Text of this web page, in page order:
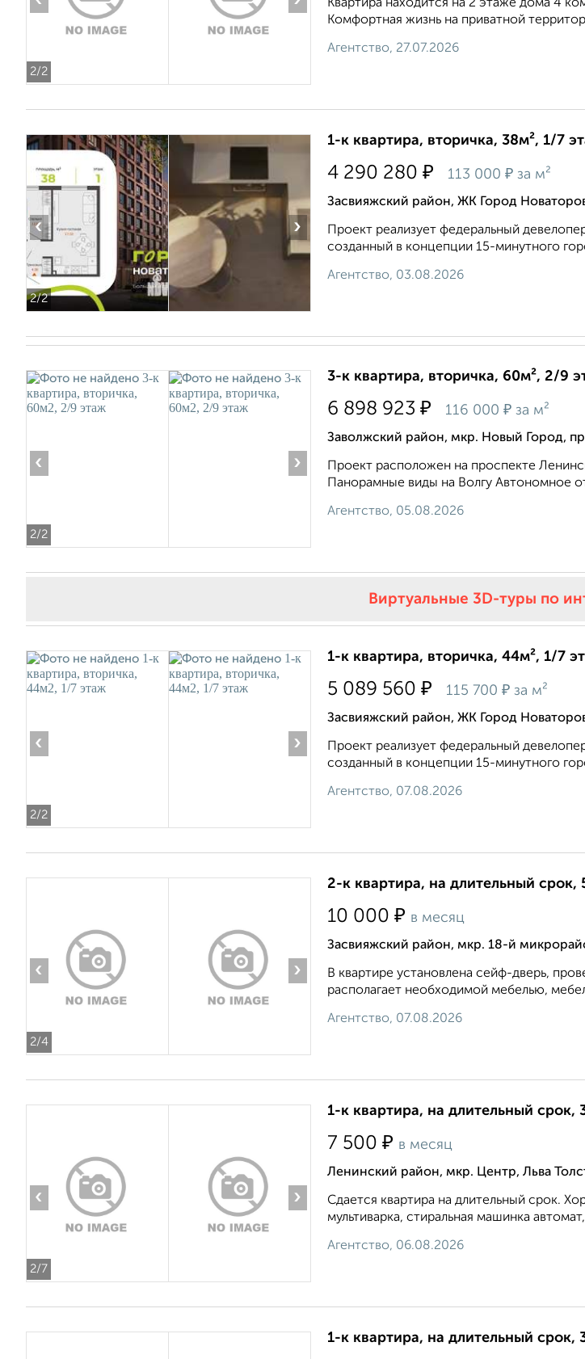
2/2
Квартира находится на 2 этаже дома 4
Комфортная жизнь на приватной
Агентство, 27.07.2026
2/2
‹ ›
1-к квартира, вторичка, 38м², 1/7
4 290 280 ₽ 113 000 ₽ за м²
Засвияжский район, ЖК Город
Проект реализует федеральный
созданный в концепции 15-минутного
Агентство, 03.08.2026
2/2
‹ ›
3-к квартира, вторичка, 60м², 2/9
6 898 923 ₽ 116 000 ₽ за м²
Заволжский район, мкр. Новый Город,
Проект расположен на проспекте
Панорамные виды на Волгу Автономное
Агентство, 05.08.2026
Виртуальные 3D-туры по
2/2
‹ ›
1-к квартира, вторичка, 44м², 1/7
5 089 560 ₽ 115 700 ₽ за м²
Засвияжский район, ЖК Город
Проект реализует федеральный
созданный в концепции 15-минутного
Агентство, 07.08.2026
2/4
‹ ›
2-к квартира, на длительный срок,
10 000 ₽ в месяц
Засвияжский район, мкр. 18-й
В квартире установлена сейф-дверь,
располагает необходимой мебелью,
Агентство, 07.08.2026
2/7
‹ ›
1-к квартира, на длительный срок,
7 500 ₽ в месяц
Ленинский район, мкр. Центр, Льва
Сдается квартира на длительный срок.
мультиварка, стиральная машинка
Агентство, 06.08.2026
1-к квартира, на длительный срок,